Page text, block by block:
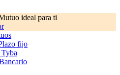
ideal para ti
fijo